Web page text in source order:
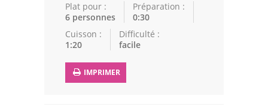
Tajines
Viandes
Poissons
Plat pour :
6 personnes
Préparation :
0:30
Cuisson :
1:20
Difficulté :
facile
IMPRIMER